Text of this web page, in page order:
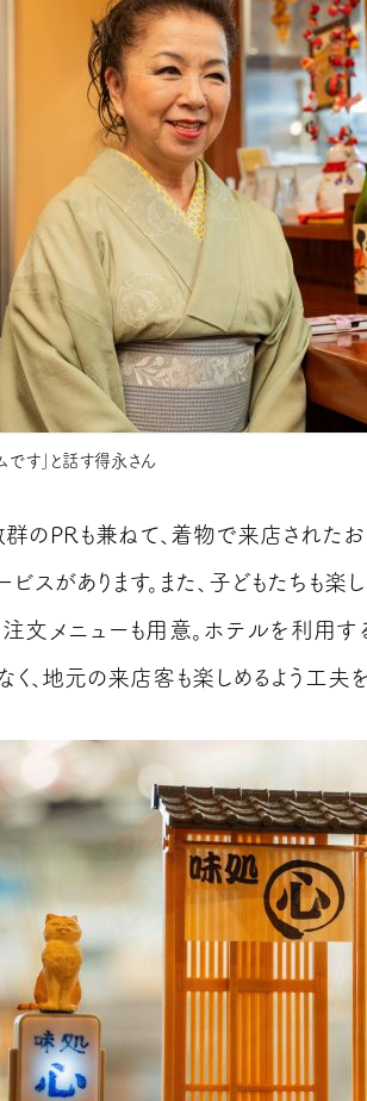
です」と話す得永さん
のPRも兼ねて、着物で来店されたお
スがあります。また、子どもたちも楽し
注文メニューも用意。ホテルを利用す
、地元の来店客も楽しめるよう工夫を